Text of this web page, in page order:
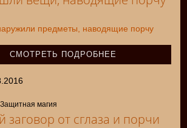
СМОТРЕТЬ ПОДРОБНЕЕ
магия
от сглаза и порчи